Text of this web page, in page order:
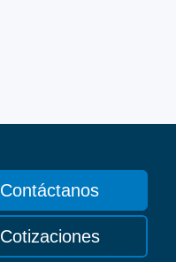
Contáctanos
Cotizaciones